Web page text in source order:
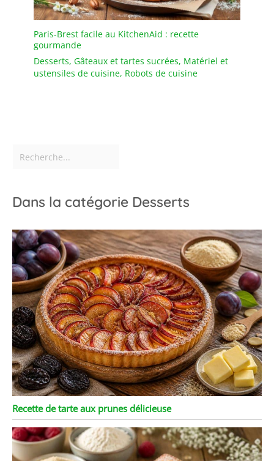
Paris-Brest facile au KitchenAid : recette
gourmande
Desserts, Gâteaux et tartes sucrées, Matériel et
ustensiles de cuisine, Robots de cuisine
Dans la catégorie Desserts
Recette de tarte aux prunes délicieuse